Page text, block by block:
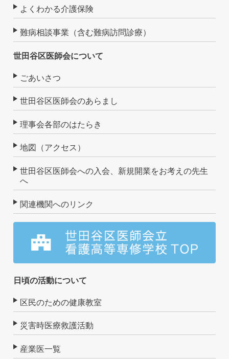
よくわかる介護保険
難病相談事業（含む難病訪問診療）
世田谷区医師会について
ごあいさつ
世田谷区医師会のあらまし
理事会各部のはたらき
地図（アクセス）
世田谷区医師会への入会、新規開業をお考えの先生
へ
関連機関へのリンク
日頃の活動について
区民のための健康教室
災害時医療救護活動
産業医一覧